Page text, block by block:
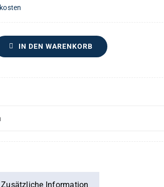
IN DEN WARENKORB
Zusätzliche Information